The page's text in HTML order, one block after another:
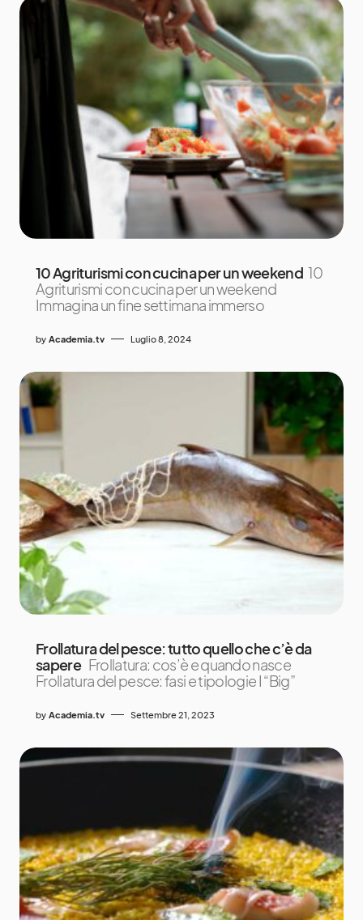
10 Agriturismi con cucina per un weekend 10
Agriturismi con cucina per un weekend
Immagina un fine settimana immerso
by Academia.tv Luglio 8, 2024
Frollatura del pesce: tutto quello che c’è da
sapere Frollatura: cos’è e quando nasce
Frollatura del pesce: fasi e tipologie I “Big”
by Academia.tv Settembre 21, 2023